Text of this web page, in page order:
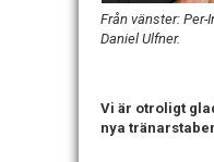
Från vänster: Per-
Daniel Ulfner.
Vi är otroligt
nya